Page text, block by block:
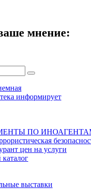
мнение:
информирует
ПО
цен на услуги
выставки